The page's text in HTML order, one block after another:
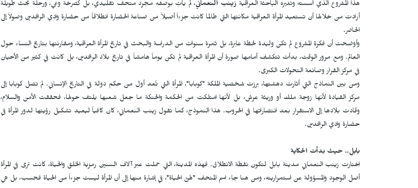
هذا المشروع الذي أسسته وتديره الباحثة العراقية زينب النعماني، لم يأتِ بوصفه مجرد متحف تقليدي، بل كصرخة وعي، ورحلة بحث طويلة
أرادت من خلالها أن تستعيد المرأة العراقية مكانتها التي طالما كانت جزءاً أصيلاً من صناعة الحضارة انطلاقاً من حضارة وادي الرافدين وصولاً إلى
الحاضر.
وأوضحت أن فكرة المشروع لم تكن وليدة لحظة عابرة، بل ثمرة سنوات من الدراسة والبحث في تاريخ المرأة العراقية، ومقارنتها بتاريخ النساء حول
العالم. ومع مرور الوقت، بدأت تتكشف أمامها صورة أن المرأة العراقية لم تكن يوماً هامشاً في تاريخ بلاد الرافدين، بل كانت في كثير من الأحيان
في مركز القرار وصانعة التحولات الكبرى.
ومن بين النماذج التي أثارت دهشتها، برزت شخصية الملكة "كوبابا"، المرأة التي تُعد أول من حكم دولة في التاريخ الإنساني. لم تصل كوبابا إلى
مركز القيادة لأنها زوجة ملك أو وريثة عرش، بل لأنها امتلكت من الحكمة والحنكة ما جعل شعبها يلتف حولها، فحققت الأمن والسلام،
وقادت بلادها إلى الاستقرار بعد انتصاراتها في الحروب. هذا النموذج، كما تقول زينب النعماني، كان كافياً ليعيد تشكيل رؤيتها لدور المرأة في
حضارة وادي الرافدين.
بابل.. حيث بدأت الحكاية
اختارت زينب النعماني مدينة بابل لتكون نقطة الانطلاق. فهذه المدينة، التي حملت عبر آلاف السنين رمزية الخلق والحياة، كانت ترى في المرأة
أصل الوجود والمسؤولة عن استمراريته، ومن هنا جاء اسم المتحف "هُنَّ الحياة"، في إشارة منها إلى أن المرأة ليست جزءاً من الحياة فحسب، بل هي